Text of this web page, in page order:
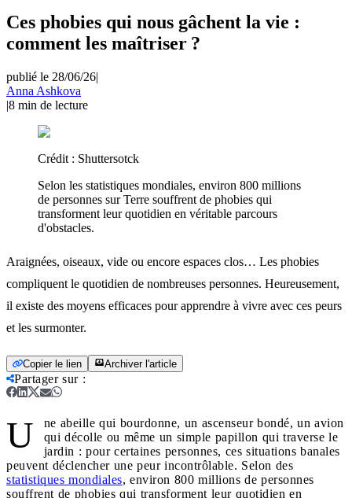
Ces phobies qui nous gâchent la vie :
comment les maîtriser ?
publié le 28/06/26|
Anna Ashkova
|8 min de lecture
Crédit : Shuttersotck
Selon les statistiques mondiales, environ 800 millions
de personnes sur Terre souffrent de phobies qui
transforment leur quotidien en véritable parcours
d'obstacles.
Araignées, oiseaux, vide ou encore espaces clos… Les phobies
compliquent le quotidien de nombreuses personnes. Heureusement,
il existe des moyens efficaces pour apprendre à vivre avec ces peurs
et les surmonter.
Copier le lien Archiver l'article
Partager sur:
U
ne abeille qui bourdonne, un ascenseur bondé, un avion
qui décolle ou même un simple papillon qui traverse le
jardin : pour certaines personnes, ces situations banales
peuvent déclencher une peur incontrôlable. Selon des
statistiques mondiales, environ 800 millions de personnes
souffrent de phobies qui transforment leur quotidien en